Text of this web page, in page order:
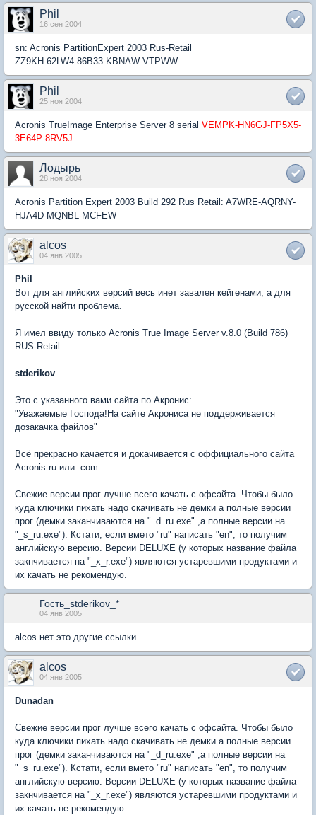
Phil
16 сен 2004
sn: Acronis PartitionExpert 2003 Rus-Retail
ZZ9KH 62LW4 86B33 KBNAW VTPWW
Phil
25 ноя 2004
Acronis TrueImage Enterprise Server 8 serial VEMPK-HN6GJ-FP5X5-
3E64P-8RV5J
Лодырь
28 ноя 2004
Acronis Partition Expert 2003 Build 292 Rus Retail: A7WRE-AQRNY-
HJA4D-MQNBL-MCFEW
alcos
04 янв 2005
Phil
Вот для английских версий весь инет завален кейгенами, а для
русской найти проблема.
Я имел ввиду только Acronis True Image Server v.8.0 (Build 786)
RUS-Retail
stderikov
Это с указанного вами сайта по Акронис:
"Уважаемые Господа!На сайте Акрониса не поддерживается
дозакачка файлов"
Всё прекрасно качается и докачивается с оффициального сайта
Acronis.ru или .com
Свежие версии прог лучше всего качать с офсайта. Чтобы было
куда ключики пихать надо скачивать не демки а полные версии
прог (демки заканчиваются на "_d_ru.exe" ,а полные версии на
"_s_ru.exe"). Кстати, если вмето "ru" написать "en", то получим
английскую версию. Версии DELUXE (у которых название файла
закнчивается на "_x_r.exe") являются устаревшими продуктами и
их качать не рекомендую.
Гость_stderikov_*
04 янв 2005
alcos нет это другие ссылки
alcos
04 янв 2005
Dunadan
Свежие версии прог лучше всего качать с офсайта. Чтобы было
куда ключики пихать надо скачивать не демки а полные версии
прог (демки заканчиваются на "_d_ru.exe" ,а полные версии на
"_s_ru.exe"). Кстати, если вмето "ru" написать "en", то получим
английскую версию. Версии DELUXE (у которых название файла
закнчивается на "_x_r.exe") являются устаревшими продуктами и
их качать не рекомендую.